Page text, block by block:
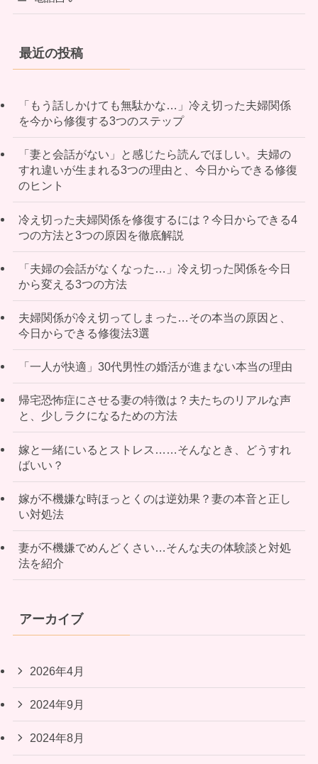
最近の投稿
「もう話しかけても無駄かな…」冷え切った夫婦関係
を今から修復する3つのステップ
「妻と会話がない」と感じたら読んでほしい。夫婦の
すれ違いが生まれる3つの理由と、今日からできる修復
のヒント
冷え切った夫婦関係を修復するには？今日からできる4
つの方法と3つの原因を徹底解説
「夫婦の会話がなくなった…」冷え切った関係を今日
から変える3つの方法
夫婦関係が冷え切ってしまった…その本当の原因と、
今日からできる修復法3選
「一人が快適」30代男性の婚活が進まない本当の理由
帰宅恐怖症にさせる妻の特徴は？夫たちのリアルな声
と、少しラクになるための方法
嫁と一緒にいるとストレス……そんなとき、どうすれ
ばいい？
嫁が不機嫌な時ほっとくのは逆効果？妻の本音と正し
い対処法
妻が不機嫌でめんどくさい…そんな夫の体験談と対処
法を紹介
アーカイブ
2026年4月
2024年9月
2024年8月